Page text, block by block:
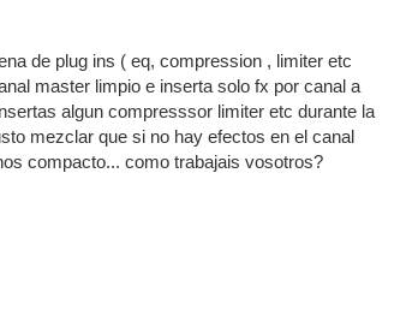
de plug ins ( eq, compression , limiter etc
master limpio e inserta solo fx por canal a
algun compresssor limiter etc durante la
mezclar que si no hay efectos en el canal
compacto... como trabajais vosotros?